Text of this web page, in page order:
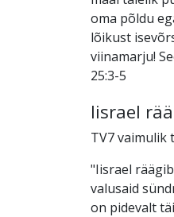
oma põldu
lõikust
viinamarju!
25:3-5
Iisrael
TV7 vaimulik
"Iisrael
valusaid
on pidevalt